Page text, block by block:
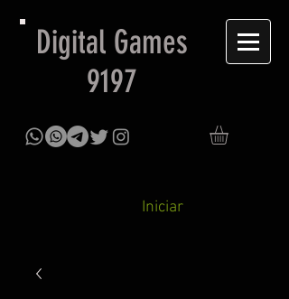
Digital Games
9197
Iniciar